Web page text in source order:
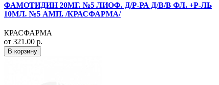
ФАМОТИДИН 20МГ. №5 ЛИОФ. Д/Р-РА Д/В/В ФЛ. +Р-ЛЬ
10МЛ. №5 АМП. /КРАСФАРМА/
КРАСФАРМА
от 321.00 р.
В корзину